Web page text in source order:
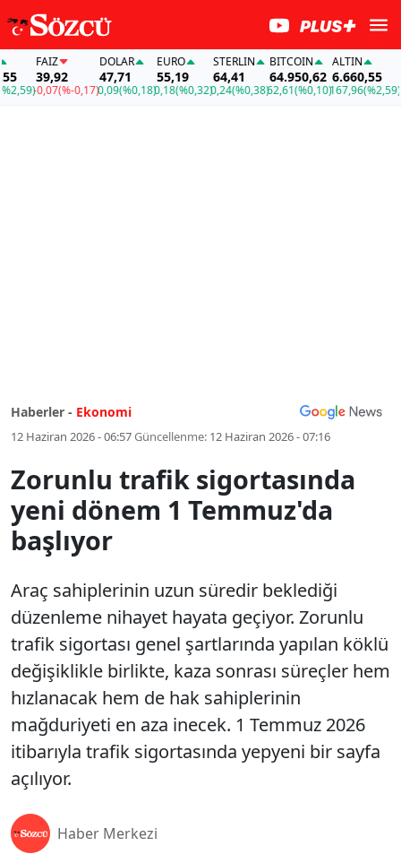
FAİZ
39,92
-0,07(%-0,17)
DOLAR
47,71
0,09(%0,18)
EURO
55,19
0,18(%0,32)
STERLIN
64,41
0,24(%0,38)
BITCOIN
64.950,62
62,61(%0,10)
ALTIN
6.660,55
167,96(%2,59)-
Haberler - Ekonomi
12 Haziran 2026 - 06:57Güncellenme: 12 Haziran 2026 - 07:16
Zorunlu trafik sigortasında
yeni dönem 1 Temmuz'da
başlıyor
Araç sahiplerinin uzun süredir beklediği
düzenleme nihayet hayata geçiyor. Zorunlu
trafik sigortası genel şartlarında yapılan köklü
değişiklikle birlikte, kaza sonrası süreçler hem
hızlanacak hem de hak sahiplerinin
mağduriyeti en aza inecek. 1 Temmuz 2026
itibarıyla trafik sigortasında yepyeni bir sayfa
açılıyor.
Haber Merkezi